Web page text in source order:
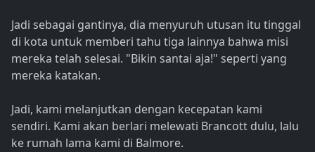
Jadi sebagai gantinya, dia menyuruh utusan itu tinggal
di kota untuk memberi tahu tiga lainnya bahwa misi
mereka telah selesai. "Bikin santai aja!" seperti yang
mereka katakan.
Jadi, kami melanjutkan dengan kecepatan kami
sendiri. Kami akan berlari melewati Brancott dulu, lalu
ke rumah lama kami di Balmore.